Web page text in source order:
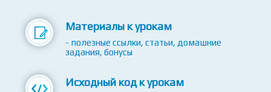
- закрепляйте знания, набирайте рейтинг
XP
Материалы к урокам
- полезные ссылки, статьи, домашние
задания, бонусы